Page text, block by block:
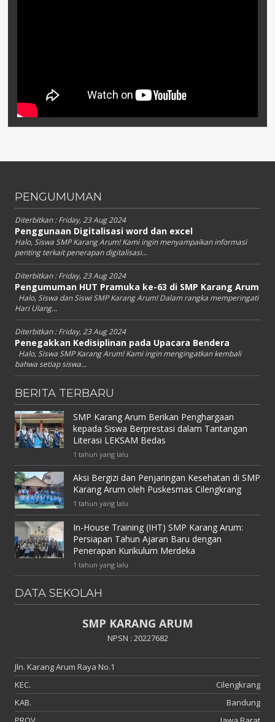
PENGUMUMAN
Diterbitkan :Friday, 23 Aug 2024
Penggunaan Digitalisasi word dan excel
Halo, Siswa SMP Karang Arum! Kami ingin menyampaikan informasi
penting terkait penerapan digitalisasi...
Diterbitkan :Friday, 23 Aug 2024
Pengumuman HUT Pramuka ke-63 di SMP Karang Arum
Halo, Siswa dan Siswi SMP Karang Arum! Dalam rangka memperingati
Hari Ulang...
Diterbitkan :Friday, 23 Aug 2024
Penegakkan Kedisiplinan pada Upacara Bendera
Halo, Siswa SMP Karang Arum! Kami ingin mengingatkan kembali
bahwa setiap siswa...
BERITA TERBARU
SMP Karang Arum Berikan Penghargaan
kepada Siswa Berprestasi dalam Tantangan
Literasi LEKSAM Bedas
1 tahun yang lalu
Aksi Bergizi dan Penjaringan Kesehatan di SMP
Karang Arum oleh Puskesmas Cilengkrang
1 tahun yang lalu
In-House Training (IHT) SMP Karang Arum:
Persiapan Tahun Ajaran Baru dengan
Penerapan Kurikulum Merdeka
1 tahun yang lalu
DATA SEKOLAH
SMP KARANG ARUM
NPSN : 20227682
Jln. Karang Arum Raya No.1
KEC.
Cilengkrang
KAB.
Bandung